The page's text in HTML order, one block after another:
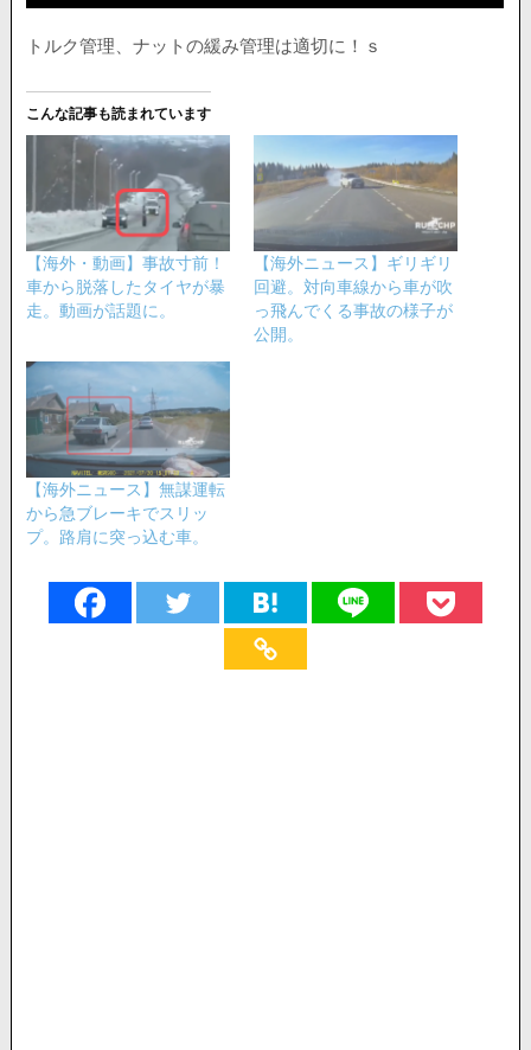
トルク管理、ナットの緩み管理は適切に！ｓ
こんな記事も読まれています
【海外・動画】事故寸前！
車から脱落したタイヤが暴
走。動画が話題に。
【海外ニュース】ギリギリ
回避。対向車線から車が吹
っ飛んでくる事故の様子が
公開。
【海外ニュース】無謀運転
から急ブレーキでスリッ
プ。路肩に突っ込む車。